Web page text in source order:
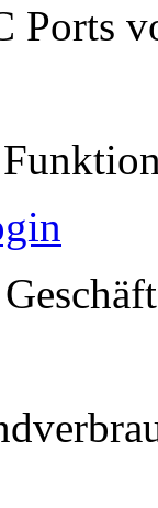
Ports